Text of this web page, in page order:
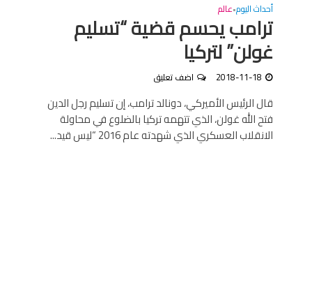
أحداث اليوم•عالم
ترامب يحسم قضية “تسليم
غولن” لتركيا
2018-11-18 اضف تعليق
قال الرئيس الأميركي، دونالد ترامب، إن تسليم رجل الدين
فتح الله غولن، الذي تتهمه تركيا بالضلوع في محاولة
الانقلاب العسكري الذي شهدته عام 2016 “ليس قيد...